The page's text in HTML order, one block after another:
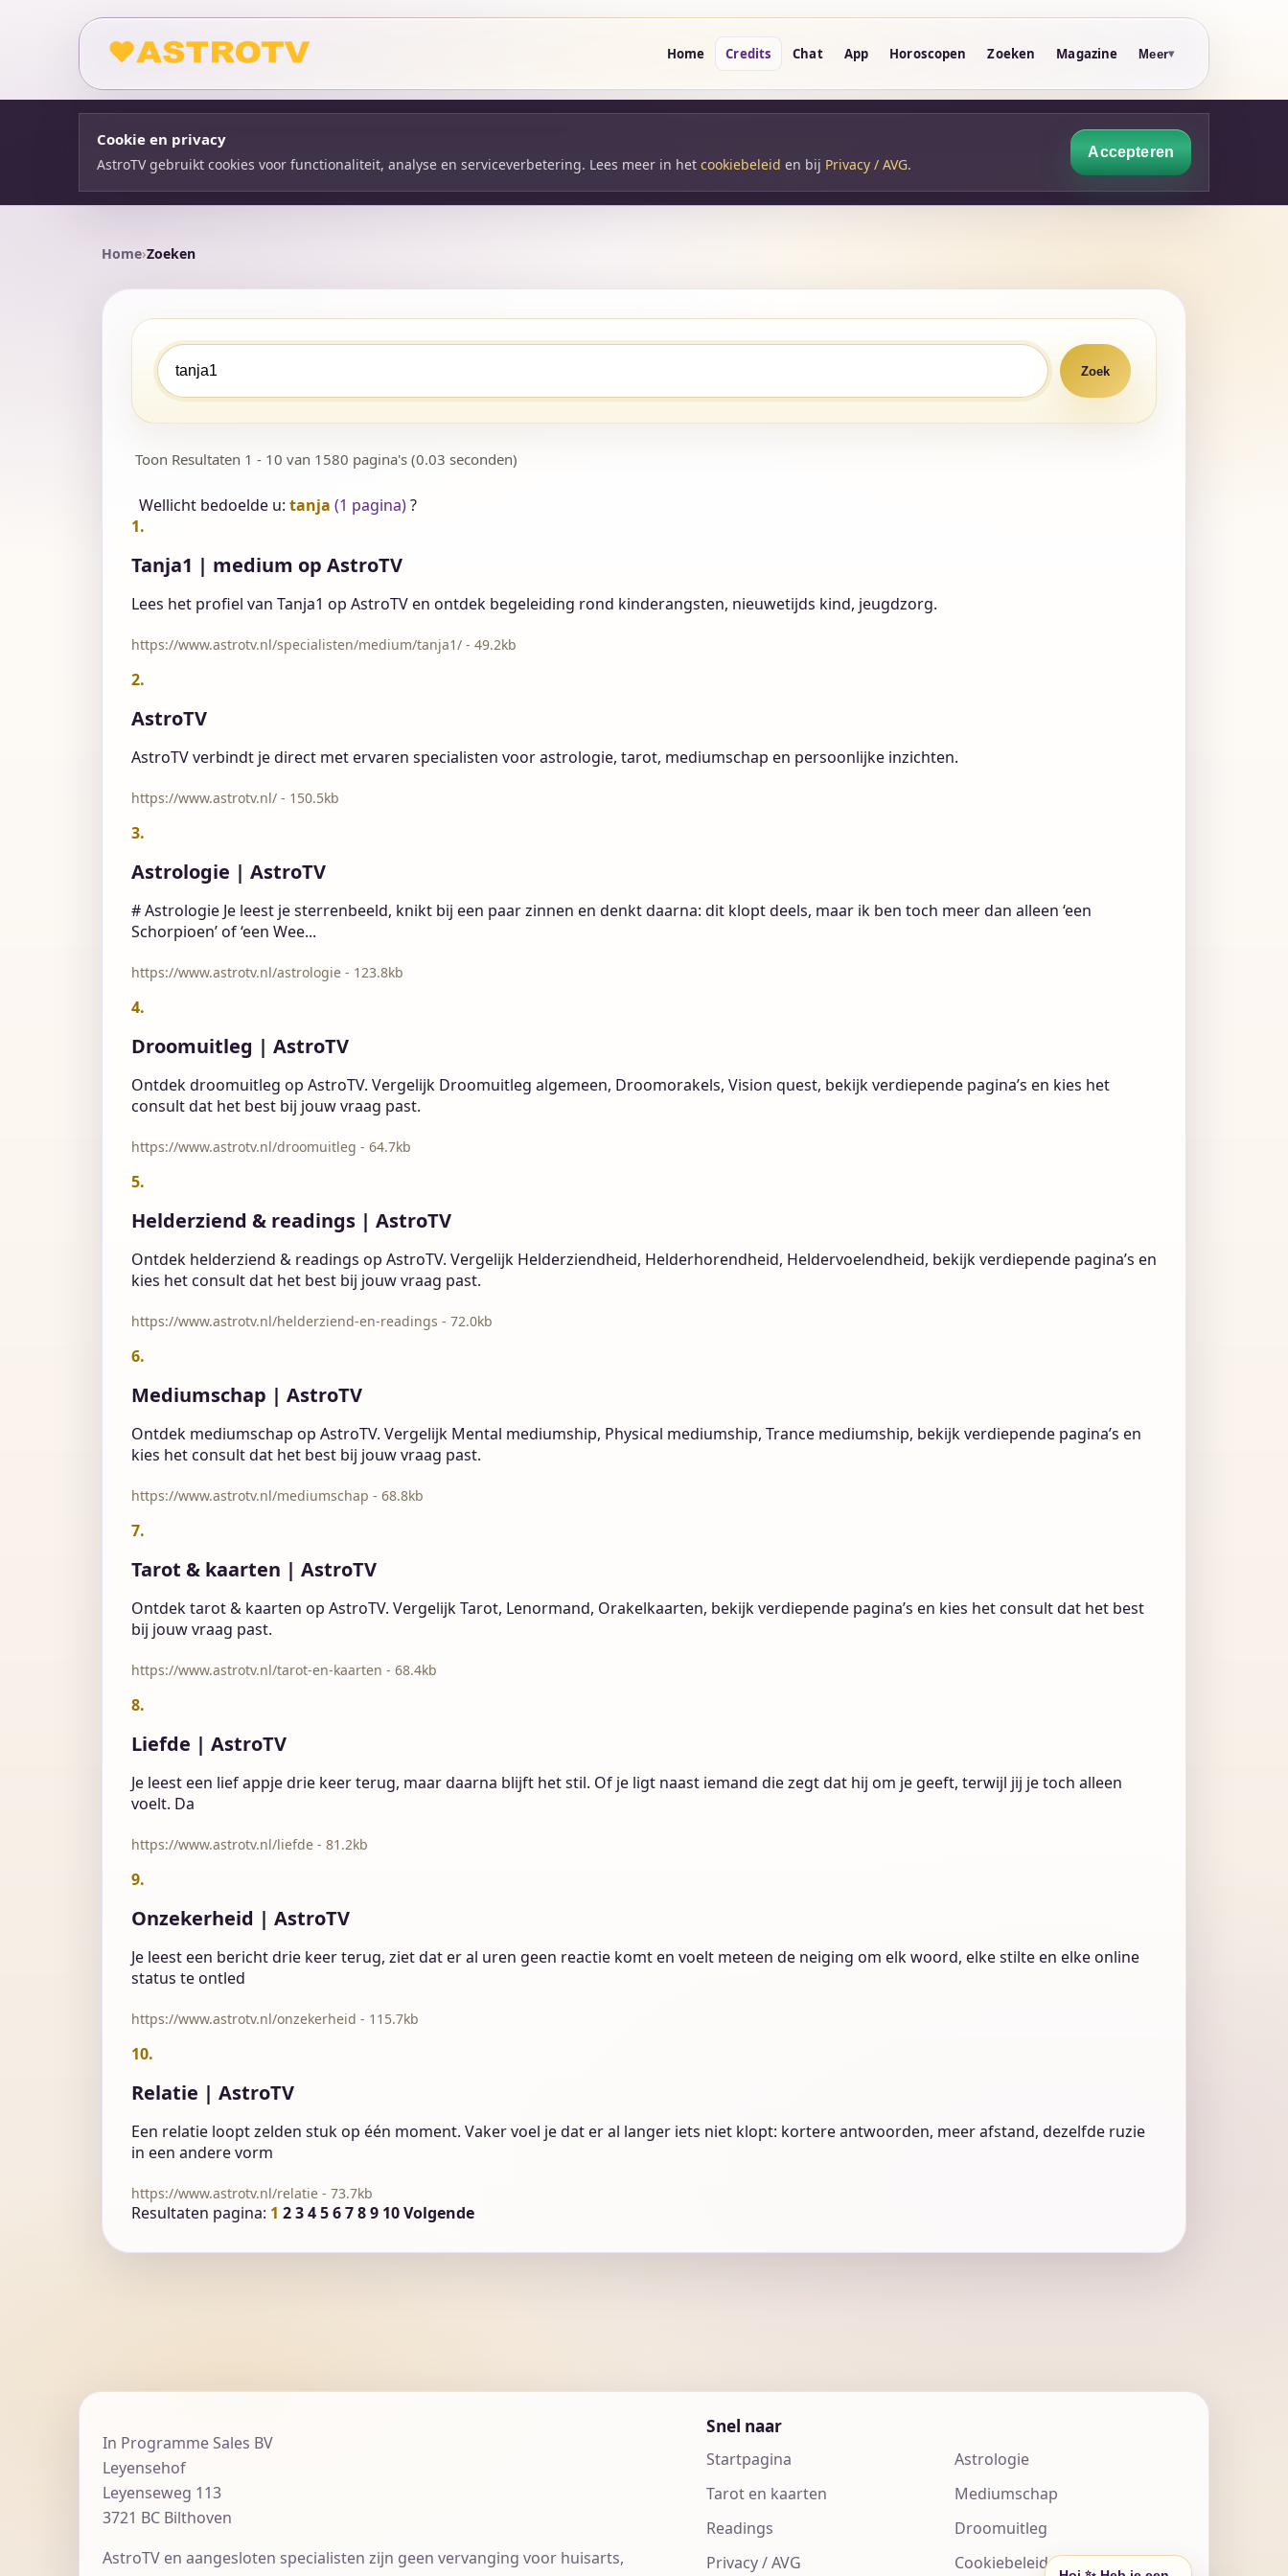
Home Credits Chat App Horoscopen Zoeken Magazine Meer
Cookie en privacy
AstroTV gebruikt cookies voor functionaliteit, analyse en serviceverbetering. Lees meer in het cookiebeleid en bij Privacy / AVG.
Accepteren
Home Zoeken
Toon Resultaten 1 - 10 van 1580 pagina's (0.03 seconden)
Wellicht bedoelde u: tanja (1 pagina)?
1.
Tanja1 | medium op AstroTV
Lees het profiel van Tanja1 op AstroTV en ontdek begeleiding rond kinderangsten, nieuwetijds kind, jeugdzorg.
https://www.astrotv.nl/specialisten/medium/tanja1/ - 49.2kb
2.
AstroTV
AstroTV verbindt je direct met ervaren specialisten voor astrologie, tarot, mediumschap en persoonlijke inzichten.
https://www.astrotv.nl/ - 150.5kb
3.
Astrologie | AstroTV
# Astrologie Je leest je sterrenbeeld, knikt bij een paar zinnen en denkt daarna: dit klopt deels, maar ik ben toch meer dan alleen ‘een
Schorpioen’ of ‘een Wee...
https://www.astrotv.nl/astrologie - 123.8kb
4.
Droomuitleg | AstroTV
Ontdek droomuitleg op AstroTV. Vergelijk Droomuitleg algemeen, Droomorakels, Vision quest, bekijk verdiepende pagina’s en kies het
consult dat het best bij jouw vraag past.
https://www.astrotv.nl/droomuitleg - 64.7kb
5.
Helderziend & readings | AstroTV
Ontdek helderziend & readings op AstroTV. Vergelijk Helderziendheid, Helderhorendheid, Heldervoelendheid, bekijk verdiepende pagina’s en
kies het consult dat het best bij jouw vraag past.
https://www.astrotv.nl/helderziend-en-readings - 72.0kb
6.
Mediumschap | AstroTV
Ontdek mediumschap op AstroTV. Vergelijk Mental mediumship, Physical mediumship, Trance mediumship, bekijk verdiepende pagina’s en
kies het consult dat het best bij jouw vraag past.
https://www.astrotv.nl/mediumschap - 68.8kb
7.
Tarot & kaarten | AstroTV
Ontdek tarot & kaarten op AstroTV. Vergelijk Tarot, Lenormand, Orakelkaarten, bekijk verdiepende pagina’s en kies het consult dat het best
bij jouw vraag past.
https://www.astrotv.nl/tarot-en-kaarten - 68.4kb
8.
Liefde | AstroTV
Je leest een lief appje drie keer terug, maar daarna blijft het stil. Of je ligt naast iemand die zegt dat hij om je geeft, terwijl jij je toch alleen
voelt. Da
https://www.astrotv.nl/liefde - 81.2kb
9.
Onzekerheid | AstroTV
Je leest een bericht drie keer terug, ziet dat er al uren geen reactie komt en voelt meteen de neiging om elk woord, elke stilte en elke online
status te ontled
https://www.astrotv.nl/onzekerheid - 115.7kb
10.
Relatie | AstroTV
Een relatie loopt zelden stuk op één moment. Vaker voel je dat er al langer iets niet klopt: kortere antwoorden, meer afstand, dezelfde ruzie
in een andere vorm
https://www.astrotv.nl/relatie - 73.7kb
Resultaten pagina: 1 23456789 10Volgende
In Programme Sales BV
Leyensehof
Leyenseweg 113
3721 BC Bilthoven
AstroTV en aangesloten specialisten zijn geen vervanging voor huisarts,
Snel naar
Startpagina
Astrologie
Tarot en kaarten
Mediumschap
Readings
Droomuitleg
Privacy / AVG
Cookiebeleid